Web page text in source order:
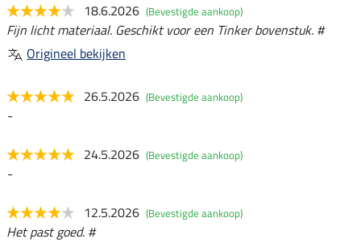
18.6.2026 (Bevestigde aankoop)
Fijn licht materiaal. Geschikt voor een Tinker bovenstuk. #
Origineel bekijken
26.5.2026 (Bevestigde aankoop)
-
24.5.2026 (Bevestigde aankoop)
-
12.5.2026 (Bevestigde aankoop)
Het past goed. #